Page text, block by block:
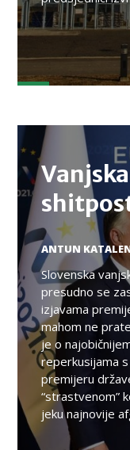
ANTUN
Slovenska
presudno se
izjavama
mahom ne
je o
reperkusijama
premijeru
“strastvenom”
jeku najnovije